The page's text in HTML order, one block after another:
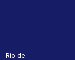
Rio de